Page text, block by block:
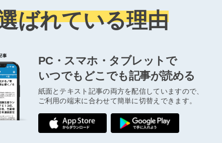
ばれている理由
PC・スマホ・タブレットで
いつでもどこでも記事が読める
紙面とテキスト記事の両方を配信していますので、
ご利用の端末に合わせて簡単に切替えできます。